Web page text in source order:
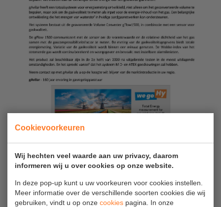
Cookievoorkeuren
Wij hechten veel waarde aan uw privacy, daarom
informeren wij u over cookies op onze website.
In deze pop-up kunt u uw voorkeuren voor cookies instellen.
Meer informatie over de verschillende soorten cookies die wij
gebruiken, vindt u op onze cookies pagina. In onze
Terugkeren